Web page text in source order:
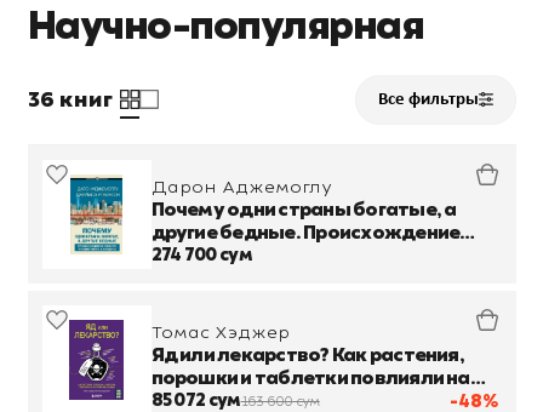
Научно-популярная
36 книг Все фильтры
Дарон Аджемоглу
Почему одни страны богатые, а
другие бедные. Происхождение
власти, процветания и нищеты
274 700 сум
-48%
Томас Хэджер
Яд или лекарство? Как растения,
порошки и таблетки повлияли на
историю медицины
85 072 сум163 600 сум